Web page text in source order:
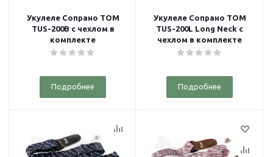
Укулеле Сопрано TOM
TUS-200B с чехлом в
комплекте
Подробнее
Укулеле Сопрано TOM
TUS-200L Long Neck с
чехлом в комплекте
Подробнее